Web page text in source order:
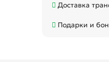
Доставка
Подарки и